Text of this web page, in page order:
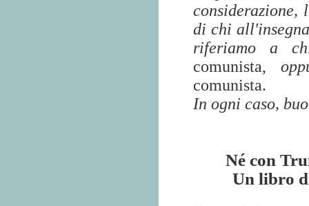
considerazione,
di chi
riferiamo a
comunista,
comunista.
In ogni caso,
Né con
Un libro